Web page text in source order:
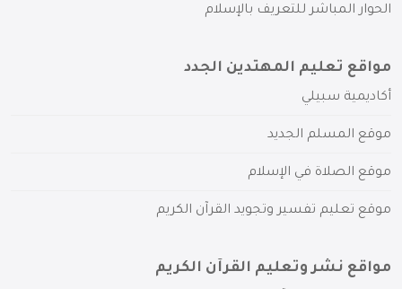
الحوار المباشر للتعريف بالإسلام
مواقع تعليم المهتدين الجدد
أكاديمية سبيلي
موقع المسلم الجديد
موقع الصلاة في الإسلام
موقع تعليم تفسير وتجويد القرآن الكريم
مواقع نشر وتعليم القرآن الكريم